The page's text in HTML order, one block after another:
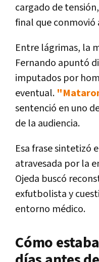
cargado de
final que conmovió
Entre lágrimas, la
Fernando apuntó
imputados por
eventual.
sentenció en uno
de la audiencia.
Esa frase sintetizó
atravesada por la
Ojeda buscó
exfutbolista y
entorno médico.
Cómo